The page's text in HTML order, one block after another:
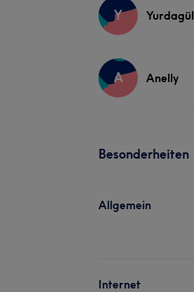
Y Yurdagül
A Anelly
Besonderheiten
Allgemein
Internet